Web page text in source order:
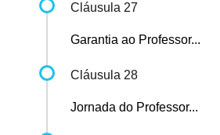
Cláusula 27
Garantia ao Professor...
Cláusula 28
Jornada do Professor...